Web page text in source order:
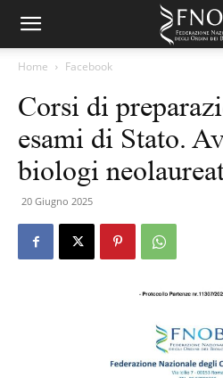
Home Facebook
Corsi di
esami di Stato.
biologi
20 Giugno 2025